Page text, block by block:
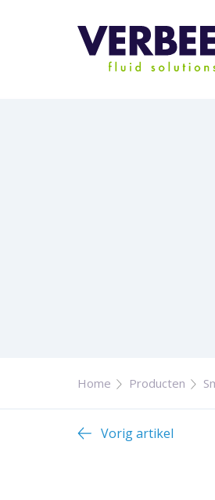
Home Producten
Vorig artikel